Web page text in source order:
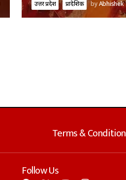
उत्तर प्रदेश प्रादेशिक byAbhishek
Terms &
Follow Us